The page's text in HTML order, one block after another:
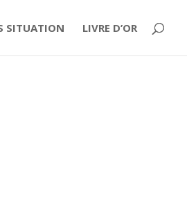
SITUATION LIVRE D’OR